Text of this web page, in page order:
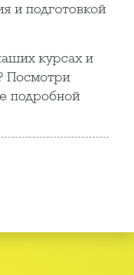
и подготовкой
курсах и
Посмотри
подробной